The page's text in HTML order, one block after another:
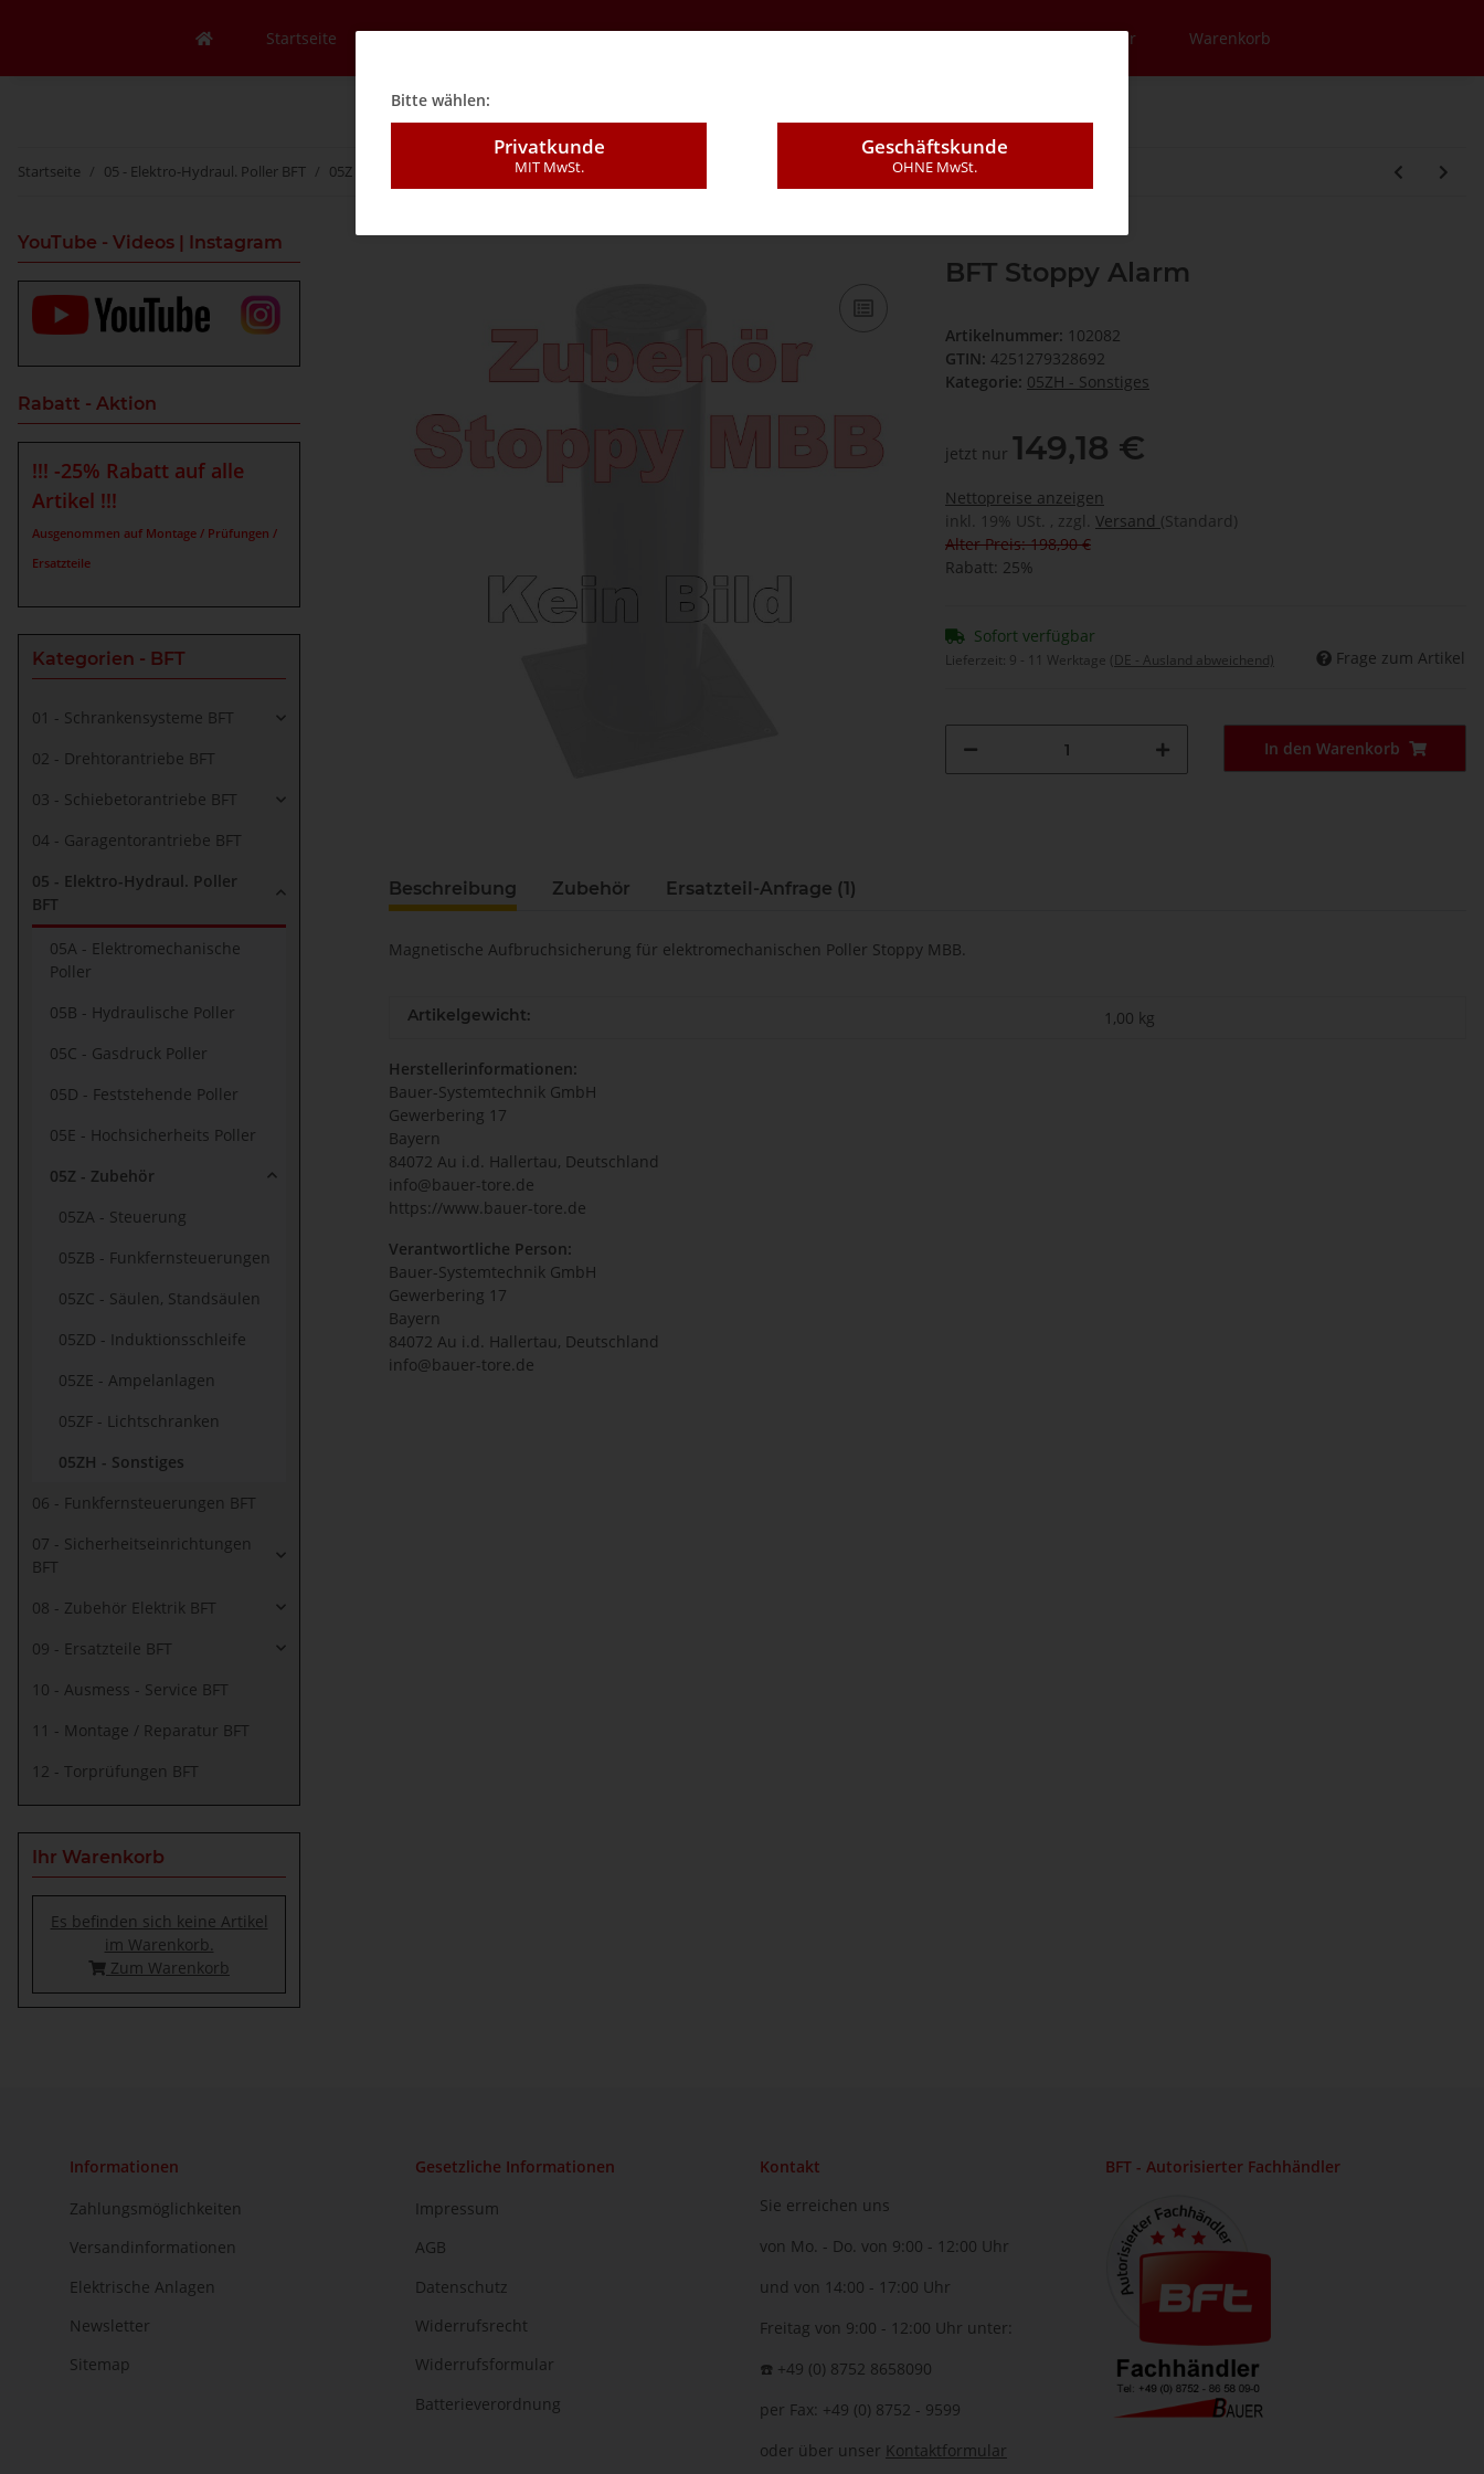
Startseite Mein Konto Kontakt Über Uns E-Mail Montageleistungen Newsletter Warenkorb
Startseite 05 - Elektro-Hydraul. Poller BFT 05Z - Zubehör 05ZH - Sonstiges BFT Stoppy Alarm
BFT Stoppy Alarm
Artikelnummer: 102082
GTIN: 4251279328692
Kategorie: 05ZH - Sonstiges
jetzt nur 149,18 €
Nettopreise anzeigen
inkl. 19% USt. , zzgl. Versand (Standard)
Alter Preis: 198,90 €
Rabatt: 25%
Sofort verfügbar
Lieferzeit: 9 - 11 Werktage (DE - Ausland abweichend) Frage zum Artikel
In den Warenkorb
Beschreibung Zubehör Ersatzteil-Anfrage (1)
Magnetische Aufbruchsicherung für elektromechanischen Poller Stoppy MBB.
Artikelgewicht: 1,00 kg
Herstellerinformationen:
Bauer-Systemtechnik GmbH
Gewerbering 17
Bayern
84072 Au i.d. Hallertau, Deutschland
info@bauer-tore.de
https://www.bauer-tore.de
Verantwortliche Person:
Bauer-Systemtechnik GmbH
Gewerbering 17
Bayern
84072 Au i.d. Hallertau, Deutschland
info@bauer-tore.de
YouTube - Videos | Instagram
Rabatt - Aktion
!!! -25% Rabatt auf alle
Artikel !!!
Ausgenommen auf Montage / Prüfungen /
Ersatzteile
Kategorien - BFT
01 - Schrankensysteme BFT
02 - Drehtorantriebe BFT
03 - Schiebetorantriebe BFT
04 - Garagentorantriebe BFT
05 - Elektro-Hydraul. Poller
BFT
05A - Elektromechanische
Poller
05B - Hydraulische Poller
05C - Gasdruck Poller
05D - Feststehende Poller
05E - Hochsicherheits Poller
05Z - Zubehör
05ZA - Steuerung
05ZB - Funkfernsteuerungen
05ZC - Säulen, Standsäulen
05ZD - Induktionsschleife
05ZE - Ampelanlagen
05ZF - Lichtschranken
05ZH - Sonstiges
06 - Funkfernsteuerungen BFT
07 - Sicherheitseinrichtungen
BFT
08 - Zubehör Elektrik BFT
09 - Ersatzteile BFT
10 - Ausmess - Service BFT
11 - Montage / Reparatur BFT
12 - Torprüfungen BFT
Ihr Warenkorb
Es befinden sich keine Artikel
im Warenkorb.
Zum Warenkorb
Informationen
Zahlungsmöglichkeiten
Versandinformationen
Elektrische Anlagen
Newsletter
Sitemap
Gesetzliche Informationen
Impressum
AGB
Datenschutz
Widerrufsrecht
Widerrufsformular
Batterieverordnung
Kontakt
Sie erreichen uns
von Mo. - Do. von 9:00 - 12:00 Uhr
und von 14:00 - 17:00 Uhr
Freitag von 9:00 - 12:00 Uhr unter:
☎️ +49 (0) 8752 8658090
per Fax: +49 (0) 8752 - 9599
oder über unser Kontaktformular
BFT - Autorisierter Fachhändler
Bitte wählen:
Privatkunde
MIT MwSt.
Geschäftskunde
OHNE MwSt.